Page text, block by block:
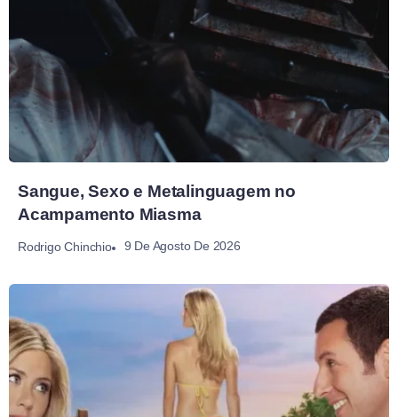
Sangue, Sexo e Metalinguagem no
Acampamento Miasma
Rodrigo Chinchio 9 De Agosto De 2026